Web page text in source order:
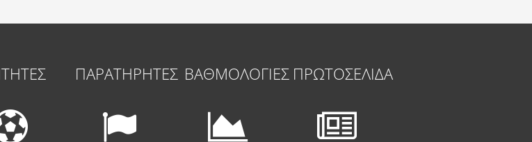
ΠΑΡΑΤΗΡΗΤΕΣ ΒΑΘΜΟΛΟΓΙΕΣ ΠΡΩΤΟΣΕΛΙΔΑ